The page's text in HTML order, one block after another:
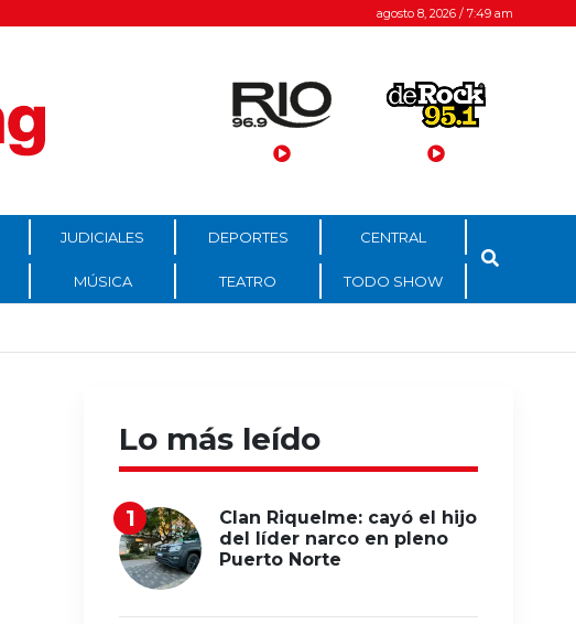
agosto 8, 2026 / 7:49 am
JUDICIALES DEPORTES CENTRAL
MÚSICA TEATRO TODO SHOW
Lo más leído
Clan Riquelme: cayó el hijo
del líder narco en pleno
Puerto Norte